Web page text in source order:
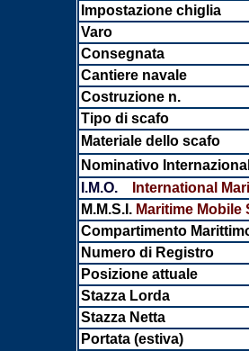
Impostazione chiglia
Varo
Consegnata
Cantiere navale
Costruzione n.
Tipo di scafo
Materiale dello scafo
Nominativo
I.M.O.
International
M.M.S.I. Maritime Mobile
Compartimento
Numero di Registro
Posizione attuale
Stazza Lorda
Stazza Netta
Portata (estiva)